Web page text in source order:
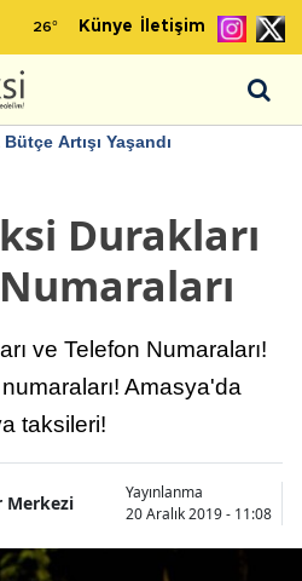
26° Künye İletişim
Artışı Yaşandı
Durakları
ve Telefon Numaraları!
Amasya'da
taksileri!
Merkezi
Yayınlanma
20 Aralık 2019 - 11:08